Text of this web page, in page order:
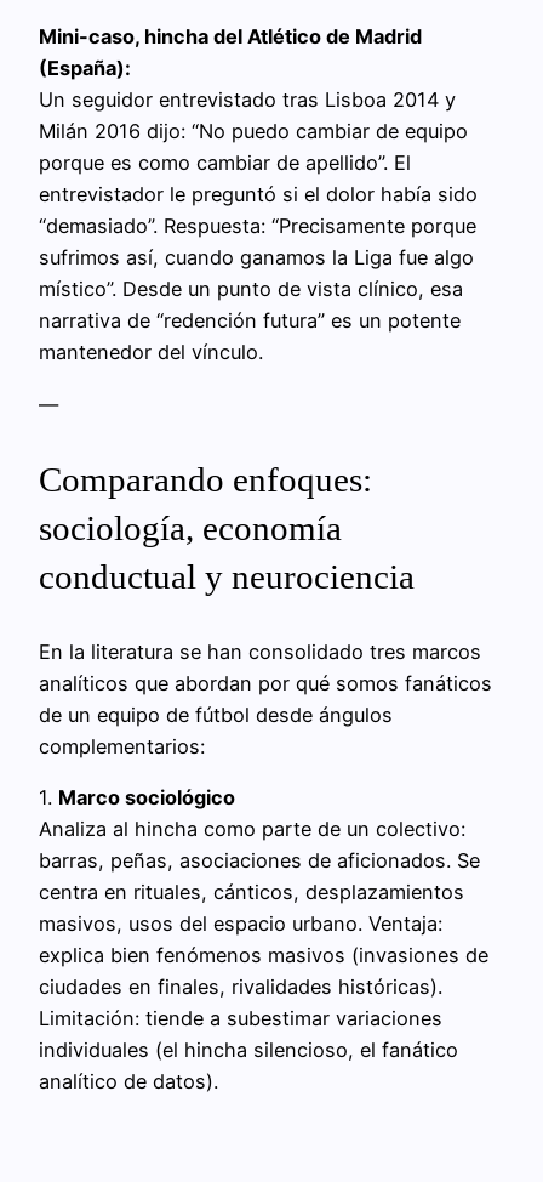
Mini-caso, hincha del Atlético de Madrid
(España):
Un seguidor entrevistado tras Lisboa 2014 y
Milán 2016 dijo: “No puedo cambiar de equipo
porque es como cambiar de apellido”. El
entrevistador le preguntó si el dolor había sido
“demasiado”. Respuesta: “Precisamente porque
sufrimos así, cuando ganamos la Liga fue algo
místico”. Desde un punto de vista clínico, esa
narrativa de “redención futura” es un potente
mantenedor del vínculo.
—
Comparando enfoques:
sociología, economía
conductual y neurociencia
En la literatura se han consolidado tres marcos
analíticos que abordan por qué somos fanáticos
de un equipo de fútbol desde ángulos
complementarios:
1. Marco sociológico
Analiza al hincha como parte de un colectivo:
barras, peñas, asociaciones de aficionados. Se
centra en rituales, cánticos, desplazamientos
masivos, usos del espacio urbano. Ventaja:
explica bien fenómenos masivos (invasiones de
ciudades en finales, rivalidades históricas).
Limitación: tiende a subestimar variaciones
individuales (el hincha silencioso, el fanático
analítico de datos).